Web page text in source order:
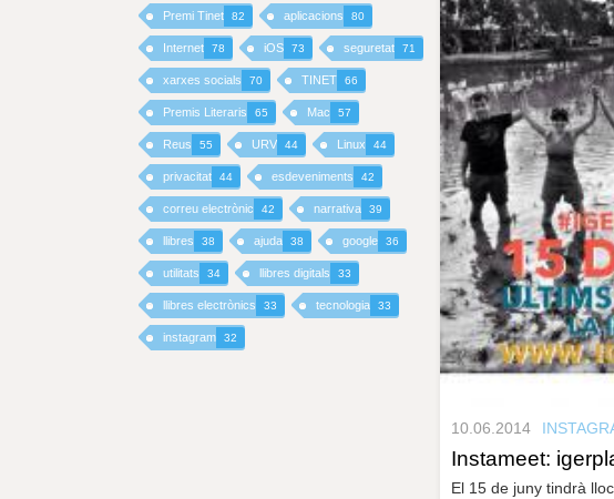
I
N
C
I
P
A
L
10.06.2014
Instameet:
El 15 de juny tindrà
Premi Tinet 82 aplicacions 80
Internet 78 iOS 73 seguretat 71
xarxes socials 70 TINET 66
Premis Literaris 65 Mac 57
Reus 55 URV 44 Linux 44
privacitat 44 esdeveniments 42
correu electrònic 42 narrativa 39
llibres 38 ajuda 38 google 36
utilitats 34 llibres digitals 33
llibres electrònics 33 tecnologia 33
instagram 32